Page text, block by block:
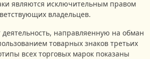
являются исключительным правом
владельцев.
деятельность, направляенную на обман
товарных знаков третьих
всех торговых марок показаны